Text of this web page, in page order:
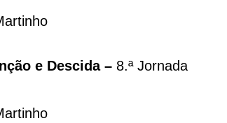
e Descida – 8.ª Jornada